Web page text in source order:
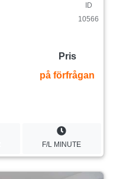
ID
10566
Pris
på förfrågan
F/L MINUTE